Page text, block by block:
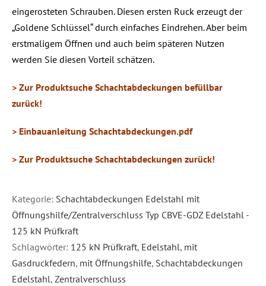
eingerosteten Schrauben. Diesen ersten Ruck erzeugt der
„Goldene Schlüssel“ durch einfaches Eindrehen. Aber beim
erstmaligem Öffnen und auch beim späteren Nutzen
werden Sie diesen Vorteil schätzen.
> Zur Produktsuche Schachtabdeckungen befüllbar
zurück!
> Einbauanleitung Schachtabdeckungen.pdf
> Zur Produktsuche Schachtabdeckungen zurück!
Kategorie: Schachtabdeckungen Edelstahl mit
Öffnungshilfe/Zentralverschluss Typ CBVE-GDZ Edelstahl -
125 kN Prüfkraft
Schlagwörter: 125 kN Prüfkraft, Edelstahl, mit
Gasdruckfedern, mit Öffnungshilfe, Schachtabdeckungen
Edelstahl, Zentralverschluss